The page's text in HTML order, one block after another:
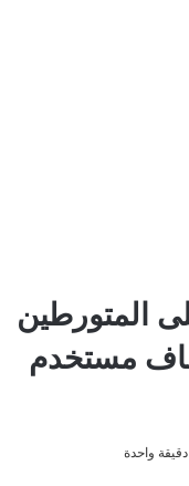
المتورطين
مستخدم
دقيقة واحدة